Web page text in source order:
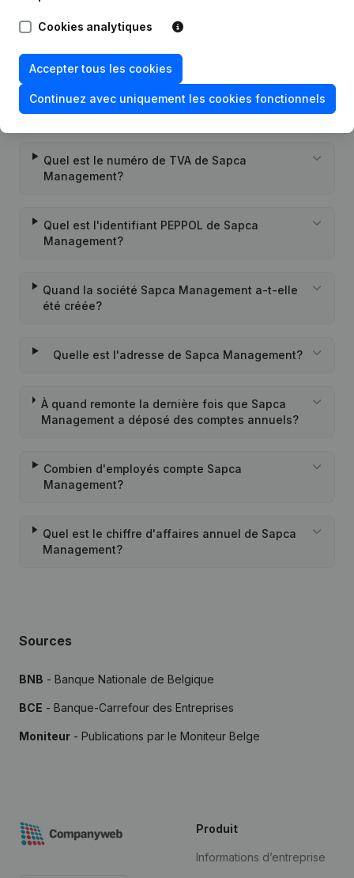
Succursale, etc...)
Questions fréquemment posées
Quel est le numéro de TVA de Sapca
Management?
Quel est l'identifiant PEPPOL de Sapca
Management?
Quand la société Sapca Management a-t-elle
été créée?
Quelle est l'adresse de Sapca Management?
À quand remonte la dernière fois que Sapca
Management a déposé des comptes annuels?
Combien d'employés compte Sapca
Management?
Quel est le chiffre d'affaires annuel de Sapca
Management?
Sources
BNB - Banque Nationale de Belgique
BCE - Banque-Carrefour des Entreprises
Moniteur - Publications par le Moniteur Belge
Cookies analytiques
Accepter tous les cookies
Continuez avec uniquement les cookies fonctionnels
Produit
Informations d’entreprise